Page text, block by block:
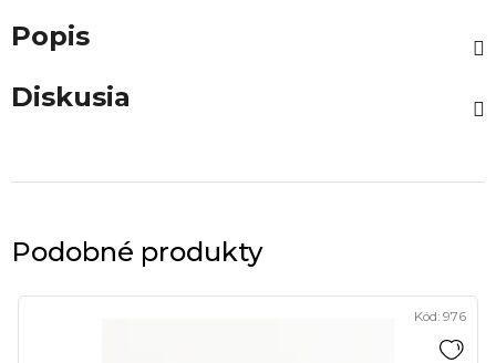
Popis
Diskusia
Podobné produkty
Kód: 976